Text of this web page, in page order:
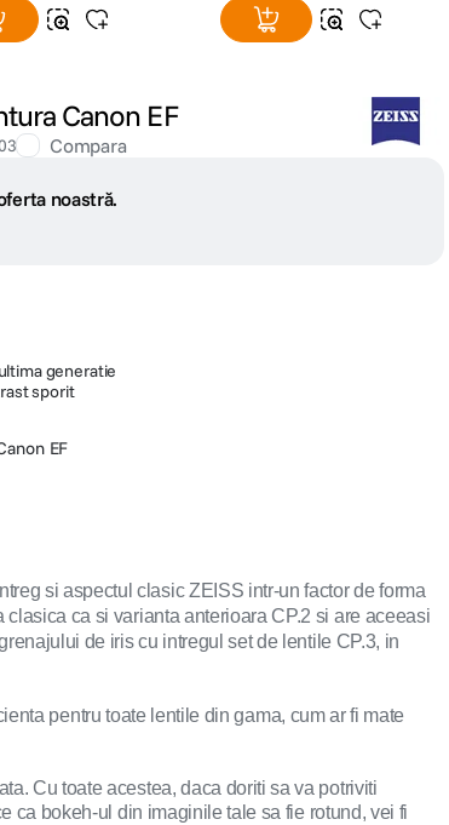
Canon EF
Compara
noastră.
generatie
sporit
EF
si aspectul clasic ZEISS intr-un factor de forma
ca si varianta anterioara CP.2 si are aceeasi
de iris cu intregul set de lentile CP.3, in
pentru toate lentile din gama, cum ar fi mate
Cu toate acestea, daca doriti sa va potriviti
ca bokeh-ul din imaginile tale sa fie rotund, vei fi